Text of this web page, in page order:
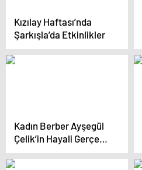
Kızılay Haftası’nda
Şarkışla’da Etkinlikler
Kadın Berber Ayşegül
Çelik’in Hayali Gerçek
Oldu